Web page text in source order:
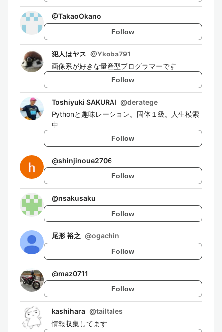
@TakaoOkano
Follow
犯人はヤス @Ykoba791
画像系が好きな量産型プログラマーです
Follow
Toshiyuki SAKURAI @deratege
Pythonと趣味レーション。固体１級。人生模索
中
Follow
@shinjinoue2706
Follow
@nsakusaku
Follow
尾形 裕之 @ogachin
Follow
@maz0711
Follow
kashihara @tailtales
情報収集してます